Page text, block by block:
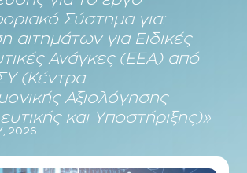
Σύστημα για:
αιτημάτων για Ειδικές
Ανάγκες (ΕΕΑ) από
(Κέντρα
Αξιολόγησης
και Υποστήριξης)»
2026